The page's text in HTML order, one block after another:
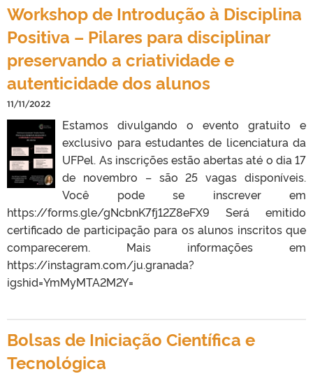
Workshop de Introdução à Disciplina
Positiva – Pilares para disciplinar
preservando a criatividade e
autenticidade dos alunos
11/11/2022
Estamos divulgando o evento gratuito e
exclusivo para estudantes de licenciatura da
UFPel. As inscrições estão abertas até o dia 17
de novembro – são 25 vagas disponíveis.
Você pode se inscrever em
https://forms.gle/gNcbnK7fj12Z8eFX9 Será emitido
certificado de participação para os alunos inscritos que
comparecerem. Mais informações em
https://instagram.com/ju.granada?
igshid=YmMyMTA2M2Y=
Bolsas de Iniciação Científica e
Tecnológica